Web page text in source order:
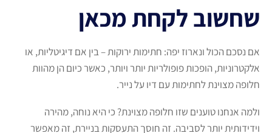
שחשוב לקחת מכאן
אם נסכם הכול ונארוז יפה: חתימות ירוקות – בין אם דיגיטליות, או
אלקטרוניות, הופכות פופולריות יותר ויותר, כאשר כיום הן מהוות
חלופה מצוינת לחתימות עם דיו על נייר.
ולמה אנחנו טוענים שזו חלופה מצוינת? כי היא נוחה, מהירה
וידידותית יותר לסביבה. זה חוסך התעסקות בניירת, זה מאפשר